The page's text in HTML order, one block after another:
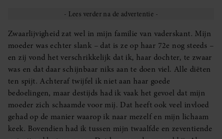
Zwaarlijvigheid zat wel in mijn familie van vaderskant. Mijn
moeder was echter slank – dat is ze op haar 72e nog steeds –
en zij vond het verschrikkelijk dat ik, haar dochter, te zwaar
was en dat daar schijnbaar niks aan te doen viel. Alle diëten
ten spijt. Achteraf twijfel ik niet aan haar goede
bedoelingen, maar destijds had ik vaak het gevoel dat mijn
moeder zich schaamde voor mij. Dat heeft ook veel invloed
gehad op de manier waarop ik naar mezelf en mijn lichaam
keek. Bovendien had ik tussen mijn twaalfde en zeventiende